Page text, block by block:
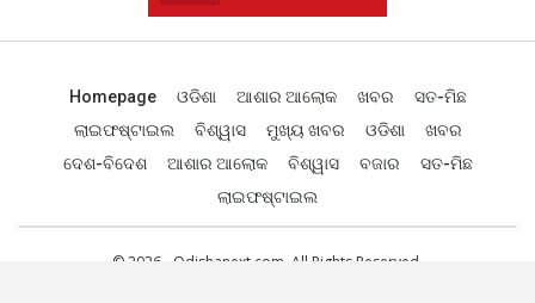
Homepage ଓଡିଶା ଆଶାର ଆଲୋକ ଖବର
ସତ-ମିଛ
ଲାଇଫଷ୍ଟାଇଲ
ବିଶ୍ୱାସ ମୁଖ୍ୟ ଖବର ଓଡିଶା
ଖବର
ଦେଶ-ବିଦେଶ
ଆଶାର ଆଲୋକ ବିଶ୍ୱାସ ବଜାର
ସତ-ମିଛ
ଲାଇଫଷ୍ଟାଇଲ
© 2026 - Odishanext.com. All Rights Reserved.